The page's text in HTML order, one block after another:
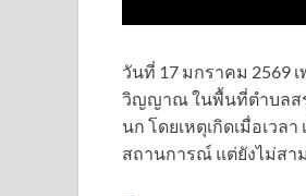
วันที่ 17 มกราคม 2569 เ
วิญญาณ ในพื้นที่ตำบลสร
นก โดยเหตุเกิดเมื่อเวล
สถานการณ์ แต่ยังไม่สา